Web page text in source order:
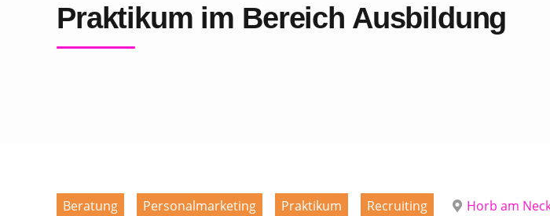
Praktikum im Bereich Ausbildung
Beratung Personalmarketing Praktikum Recruiting Horb am